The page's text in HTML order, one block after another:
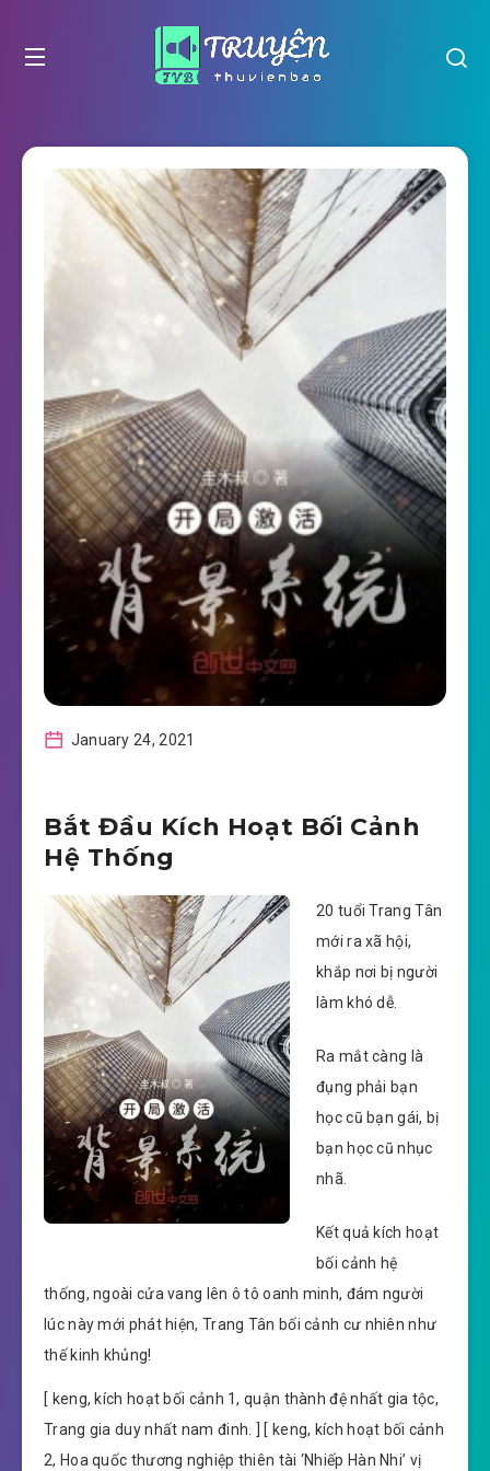
January 24, 2021
Bắt Đầu Kích Hoạt Bối Cảnh
Hệ Thống
20 tuổi Trang Tân
mới ra xã hội,
khắp nơi bị người
làm khó dễ.
Ra mắt càng là
đụng phải bạn
học cũ bạn gái, bị
bạn học cũ nhục
nhã.
Kết quả kích hoạt
bối cảnh hệ
thống, ngoài cửa vang lên ô tô oanh minh, đám người
lúc này mới phát hiện, Trang Tân bối cảnh cư nhiên như
thế kinh khủng!
[ keng, kích hoạt bối cảnh 1, quận thành đệ nhất gia tộc,
Trang gia duy nhất nam đinh. ] [ keng, kích hoạt bối cảnh
2, Hoa quốc thương nghiệp thiên tài ‘Nhiếp Hàn Nhi’ vị